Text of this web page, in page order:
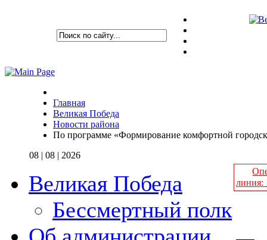
Главная
Великая Победа
Новости района
По программе «Формирование комфортной
08 | 08 | 2026
Великая Победа
Бессмертный полк
линия: